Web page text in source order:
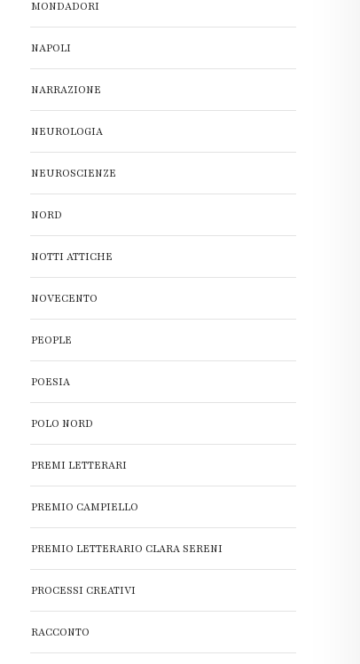
MONDADORI
NAPOLI
NARRAZIONE
NEUROLOGIA
NEUROSCIENZE
NORD
NOTTI ATTICHE
NOVECENTO
PEOPLE
POESIA
POLO NORD
PREMI LETTERARI
PREMIO CAMPIELLO
PREMIO LETTERARIO CLARA SERENI
PROCESSI CREATIVI
RACCONTO